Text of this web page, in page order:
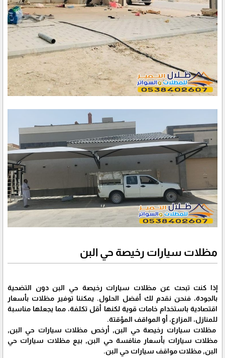
مظلات سيارات رخيصة حي البن
إذا كنت تبحث عن مظلات سيارات رخيصة حي البن دون التضحية
بالجودة، فنحن نقدم لك أفضل الحلول. يمكننا توفير مظلات بأسعار
اقتصادية باستخدام خامات قوية لكنها أقل تكلفة، مما يجعلها مناسبة
للمنازل، المزارع، أو المواقف المؤقتة.
مظلات سيارات رخيصة حي البن, أرخص مظلات سيارات حي البن,
مظلات سيارات بأسعار منافسة حي البن, بيع مظلات سيارات حي
البن, مظلات مواقف سيارات حي البن.